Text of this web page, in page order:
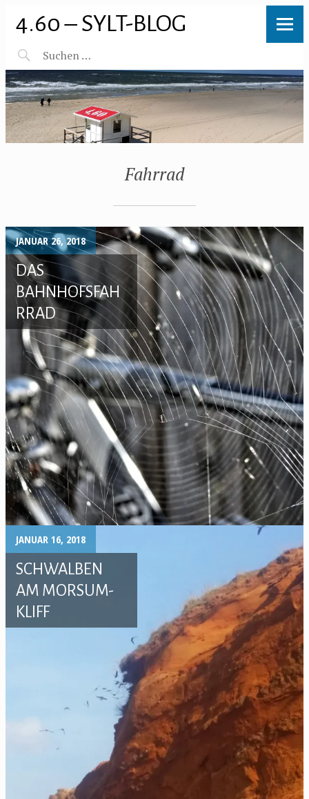
4.60 – SYLT-BLOG
Fahrrad
JANUAR 26, 2018
DAS
BAHNHOFSFAH
RRAD
JANUAR 16, 2018
SCHWALBEN
AM MORSUM-
KLIFF